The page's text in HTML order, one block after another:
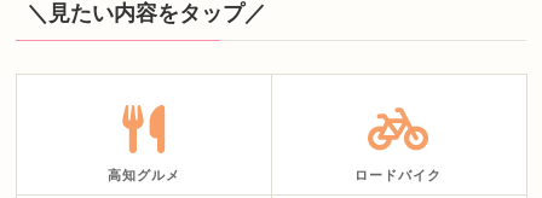
＼見たい内容をタップ／
高知グルメ ロードバイク